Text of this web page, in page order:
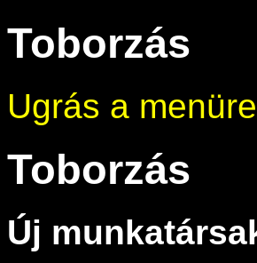
Toborzás
Ugrás a menüre
Toborzás
Új